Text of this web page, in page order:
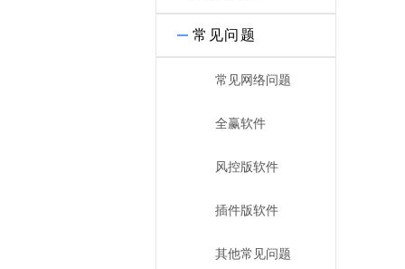
常见问题
常见网络问题
全赢软件
风控版软件
插件版软件
其他常见问题